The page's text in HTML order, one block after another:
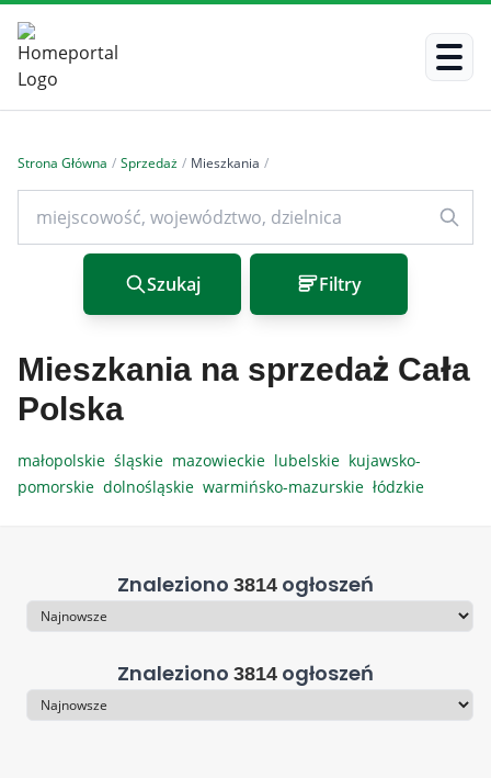
Strona Główna / Sprzedaż / Mieszkania /
Szukaj Filtry
Mieszkania na sprzedaż Cała
Polska
małopolskie śląskie mazowieckie lubelskie kujawsko-
pomorskie dolnośląskie warmińsko-mazurskie łódzkie
Znaleziono 3814 ogłoszeń
Sortowanie
Znaleziono 3814 ogłoszeń
Sortowanie